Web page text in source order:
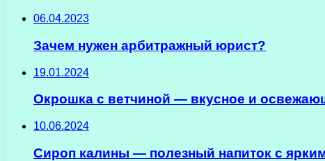
06.04.2023
Зачем нужен арбитражный юрист?
19.01.2024
Окрошка с ветчиной — вкусное и
10.06.2024
Сироп калины — полезный напиток с